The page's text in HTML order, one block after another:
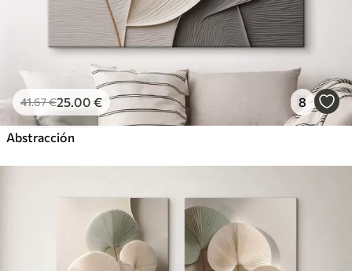
41.67€25.00 € 8
Abstracción